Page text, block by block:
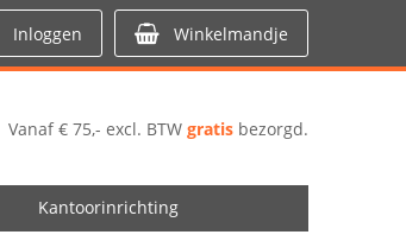
Inloggen Winkelmandje
Vanaf € 75,- excl. BTW gratis bezorgd.
Kantoorinrichting